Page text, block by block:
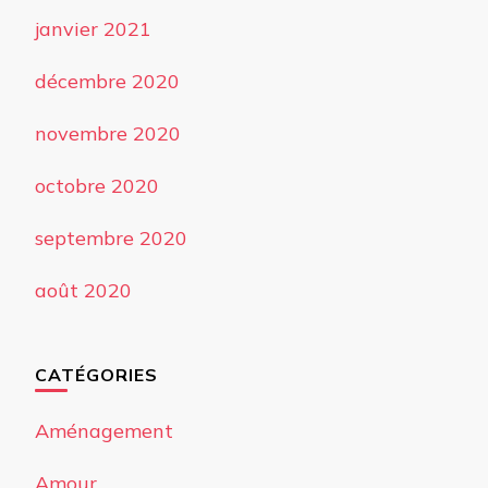
janvier 2021
décembre 2020
novembre 2020
octobre 2020
septembre 2020
août 2020
CATÉGORIES
Aménagement